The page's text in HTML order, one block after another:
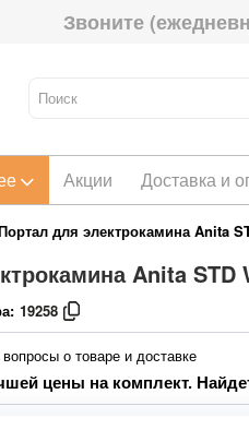
Звоните
Акции Доставка и
для электрокамина Anita
Anita STD
19258
о товаре и доставке
цены на комплект.